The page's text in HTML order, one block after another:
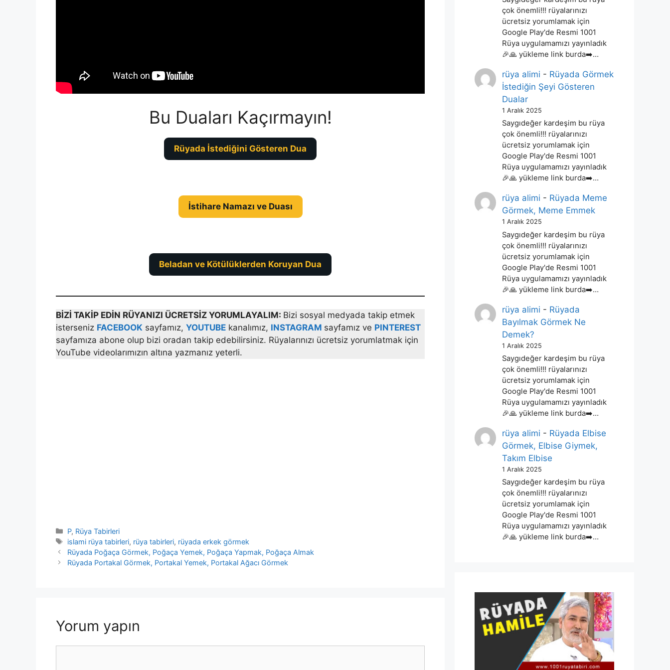
Bu Duaları Kaçırmayın!
Rüyada İstediğini Gösteren Dua
İstihare Namazı ve Duası
Beladan ve Kötülüklerden Koruyan Dua
BİZİ TAKİP EDİN RÜYANIZI ÜCRETSİZ YORUMLAYALIM: Bizi sosyal medyada takip etmek
isterseniz FACEBOOK sayfamız, YOUTUBE kanalımız, INSTAGRAM sayfamız ve PINTEREST
sayfamıza abone olup bizi oradan takip edebilirsiniz. Rüyalarınızı ücretsiz yorumlatmak için
YouTube videolarımızın altına yazmanız yeterli.
Kategoriler
P, Rüya Tabirleri
Etiketler
islami rüya tabirleri, rüya tabirleri, rüyada erkek görmek
Rüyada Poğaça Görmek, Poğaça Yemek, Poğaça Yapmak, Poğaça Almak
Rüyada Portakal Görmek, Portakal Yemek, Portakal Ağacı Görmek
Yorum yapın
çok önemli!!! rüyalarınızı
ücretsiz yorumlamak için
Google Play'de Resmi 1001
Rüya uygulamamızı yayınladık
🎉🙏 yükleme link burda➡️…
rüya alimi - Rüyada Görmek
İstediğin Şeyi Gösteren
Dualar
1 Aralık 2025
Saygıdeğer kardeşim bu rüya
çok önemli!!! rüyalarınızı
ücretsiz yorumlamak için
Google Play'de Resmi 1001
Rüya uygulamamızı yayınladık
🎉🙏 yükleme link burda➡️…
rüya alimi - Rüyada Meme
Görmek, Meme Emmek
1 Aralık 2025
Saygıdeğer kardeşim bu rüya
çok önemli!!! rüyalarınızı
ücretsiz yorumlamak için
Google Play'de Resmi 1001
Rüya uygulamamızı yayınladık
🎉🙏 yükleme link burda➡️…
rüya alimi - Rüyada
Bayılmak Görmek Ne
Demek?
1 Aralık 2025
Saygıdeğer kardeşim bu rüya
çok önemli!!! rüyalarınızı
ücretsiz yorumlamak için
Google Play'de Resmi 1001
Rüya uygulamamızı yayınladık
🎉🙏 yükleme link burda➡️…
rüya alimi - Rüyada Elbise
Görmek, Elbise Giymek,
Takım Elbise
1 Aralık 2025
Saygıdeğer kardeşim bu rüya
çok önemli!!! rüyalarınızı
ücretsiz yorumlamak için
Google Play'de Resmi 1001
Rüya uygulamamızı yayınladık
🎉🙏 yükleme link burda➡️…